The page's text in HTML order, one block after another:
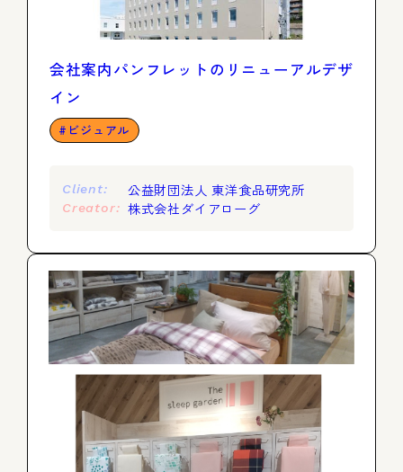
会社案内パンフレットのリニューアルデザ
イン
ビジュアル
Client: 公益財団法人 東洋食品研究所
Creator: 株式会社ダイアローグ